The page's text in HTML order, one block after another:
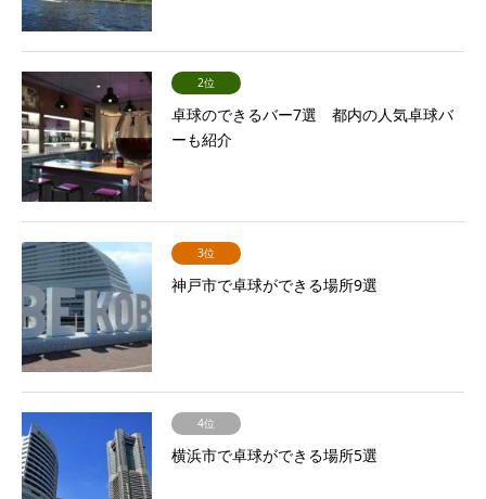
2位
卓球のできるバー7選 都内の人気卓球バ
ーも紹介
3位
神戸市で卓球ができる場所9選
4位
横浜市で卓球ができる場所5選